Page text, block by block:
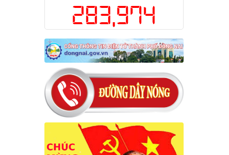
283,974